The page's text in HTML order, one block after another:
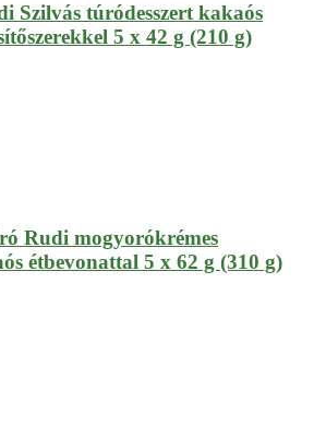
Szilvás túródesszert kakaós
5 x 42 g (210 g)
Rudi mogyorókrémes
étbevonattal 5 x 62 g (310 g)